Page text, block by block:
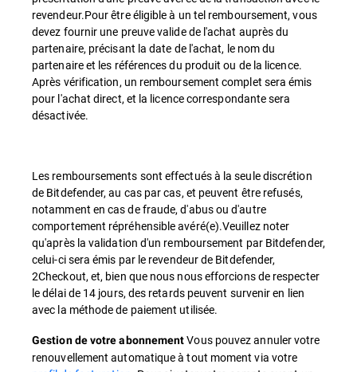
revendeur.Pour être éligible à un tel remboursement, vous
devez fournir une preuve valide de l'achat auprès du
partenaire, précisant la date de l'achat, le nom du
partenaire et les références du produit ou de la licence.
Après vérification, un remboursement complet sera émis
pour l'achat direct, et la licence correspondante sera
désactivée.
Les remboursements sont effectués à la seule discrétion
de Bitdefender, au cas par cas, et peuvent être refusés,
notamment en cas de fraude, d'abus ou d'autre
comportement répréhensible avéré(e).Veuillez noter
qu'après la validation d'un remboursement par Bitdefender,
celui-ci sera émis par le revendeur de Bitdefender,
2Checkout, et, bien que nous nous efforcions de respecter
le délai de 14 jours, des retards peuvent survenir en lien
avec la méthode de paiement utilisée.
Gestion de votre abonnementVous pouvez annuler votre
renouvellement automatique à tout moment via votre